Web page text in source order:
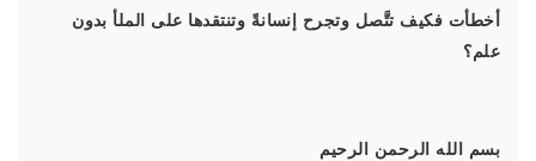
أخطأت فكيف تتَّصل وتجرح إنسانةً وتنتقدها على الملأ بدون
علم؟
بسم الله الرحمن الرحيم